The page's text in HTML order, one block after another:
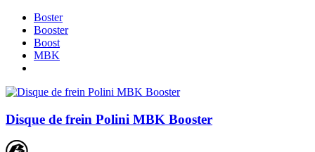
Boster
Booster
Boost
MBK
Disque de frein Polini MBK Booster